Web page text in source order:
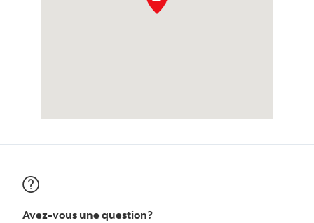
Avez-vous une question?